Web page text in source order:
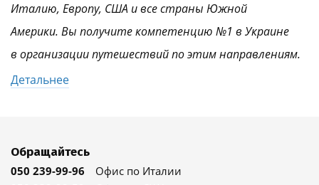
Италию, Европу, США и все страны Южной
Америки. Вы получите компетенцию №1 в Украине
в организации путешествий по этим направлениям.
Детальнее
Обращайтесь
050 239-99-96
Офис по Италии